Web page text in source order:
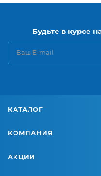
Будьте в курсе
КАТАЛОГ
КОМПАНИЯ
АКЦИИ